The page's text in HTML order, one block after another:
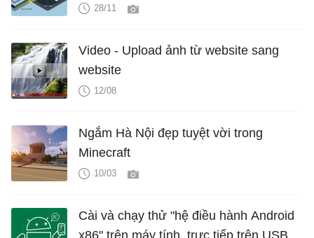
28/11
Video - Upload ảnh từ website sang
website
12/08
Ngắm Hà Nội đẹp tuyệt vời trong
Minecraft
10/03
Cài và chạy thử "hệ điều hành Android
x86" trên máy tính, trực tiếp trên USB,